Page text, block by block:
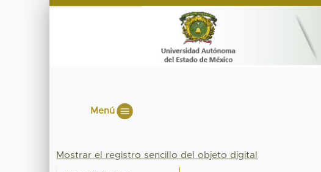
Menú
Mostrar el registro sencillo del objeto digital